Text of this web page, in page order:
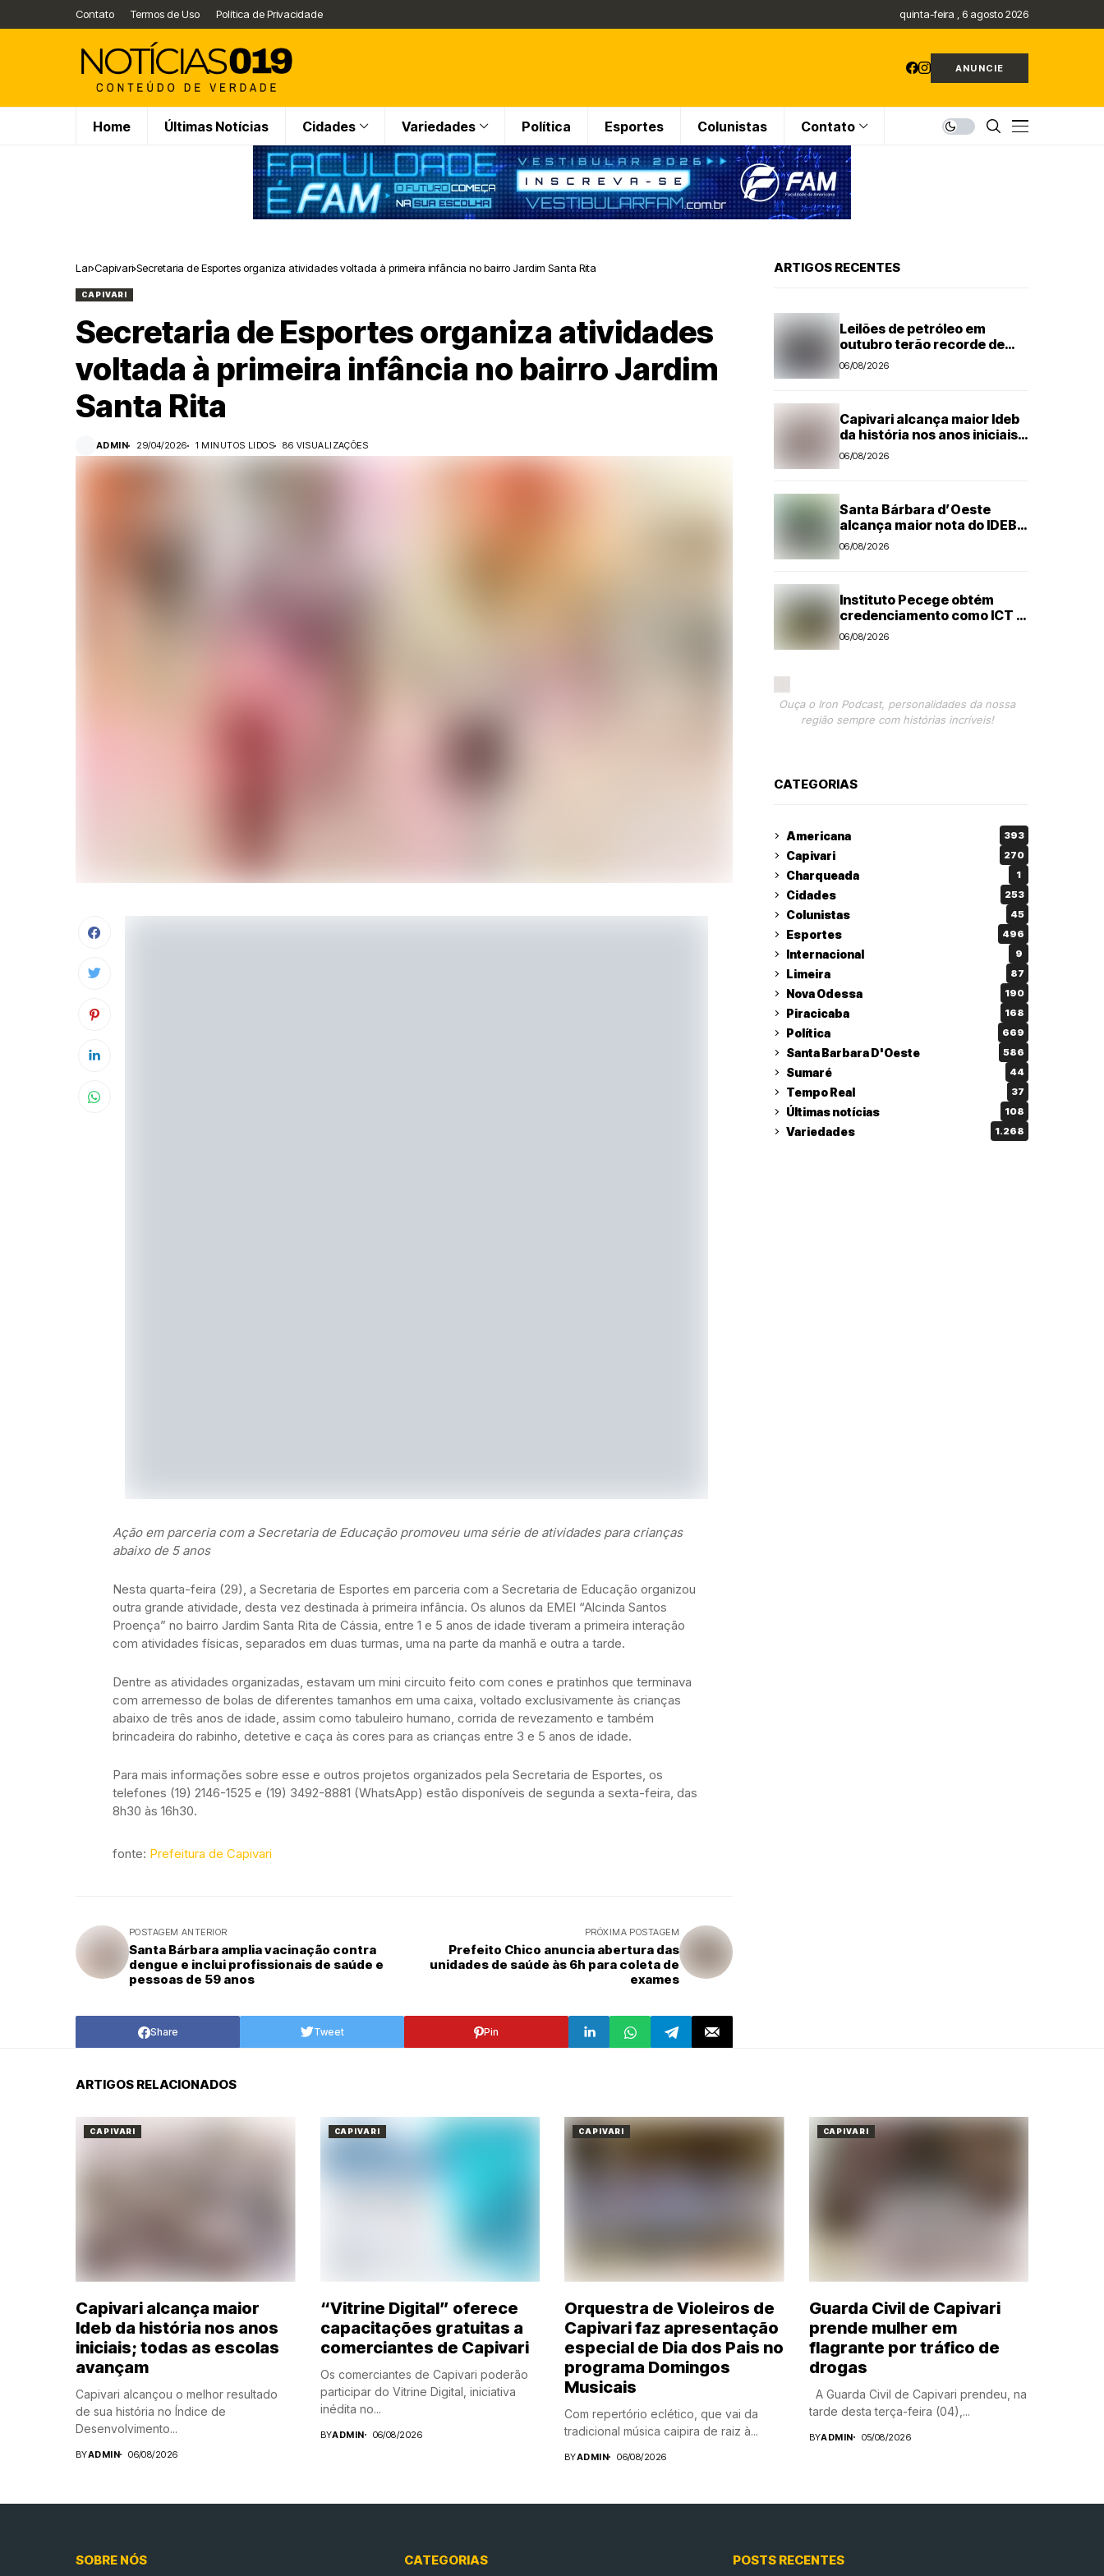
Contato Termos de Uso Política de Privacidade quinta-feira , 6 agosto 2026
ANUNCIE
Home Últimas Notícias Cidades Variedades Política Esportes Colunistas Contato
Lar Capivari Secretaria de Esportes organiza atividades voltada à primeira infância no bairro Jardim Santa Rita
CAPIVARI
Secretaria de Esportes organiza atividades
voltada à primeira infância no bairro Jardim
Santa Rita
ADMIN 29/04/2026 1 MINUTOS LIDOS 86 VISUALIZAÇÕES
Ação em parceria com a Secretaria de Educação promoveu uma série de atividades para crianças
abaixo de 5 anos
Nesta quarta-feira (29), a Secretaria de Esportes em parceria com a Secretaria de Educação organizou
outra grande atividade, desta vez destinada à primeira infância. Os alunos da EMEI “Alcinda Santos
Proença” no bairro Jardim Santa Rita de Cássia, entre 1 e 5 anos de idade tiveram a primeira interação
com atividades físicas, separados em duas turmas, uma na parte da manhã e outra a tarde.
Dentre as atividades organizadas, estavam um mini circuito feito com cones e pratinhos que terminava
com arremesso de bolas de diferentes tamanhos em uma caixa, voltado exclusivamente às crianças
abaixo de três anos de idade, assim como tabuleiro humano, corrida de revezamento e também
brincadeira do rabinho, detetive e caça às cores para as crianças entre 3 e 5 anos de idade.
Para mais informações sobre esse e outros projetos organizados pela Secretaria de Esportes, os
telefones (19) 2146-1525 e (19) 3492-8881 (WhatsApp) estão disponíveis de segunda a sexta-feira, das
8h30 às 16h30.
fonte: Prefeitura de Capivari
POSTAGEM ANTERIOR
Santa Bárbara amplia vacinação contra
dengue e inclui profissionais de saúde e
pessoas de 59 anos
PRÓXIMA POSTAGEM
Prefeito Chico anuncia abertura das
unidades de saúde às 6h para coleta de
exames
Share Tweet Pin
ARTIGOS RECENTES
Leilões de petróleo em
outubro terão recorde de
áreas em disputa
06/08/2026
Capivari alcança maior Ideb
da história nos anos iniciais;
todas as escolas avançam
06/08/2026
Santa Bárbara d’Oeste
alcança maior nota do IDEB
no período pós-pandemia
06/08/2026
Instituto Pecege obtém
credenciamento como ICT e
amplia atuação em pesquisa
e desenvolvimento
06/08/2026
Ouça o Iron Podcast, personalidades da nossa
região sempre com histórias incríveis!
CATEGORIAS
Americana 393
Capivari 270
Charqueada 1
Cidades 253
Colunistas 45
Esportes 496
Internacional 9
Limeira 87
Nova Odessa 190
Piracicaba 168
Política 669
Santa Barbara D'Oeste 586
Sumaré 44
Tempo Real 37
Últimas notícias 108
Variedades 1.268
ARTIGOS RELACIONADOS
CAPIVARI
Capivari alcança maior
Ideb da história nos anos
iniciais; todas as escolas
avançam
Capivari alcançou o melhor resultado
de sua história no Índice de
Desenvolvimento...
BYADMIN 06/08/2026
CAPIVARI
“Vitrine Digital” oferece
capacitações gratuitas a
comerciantes de Capivari
Os comerciantes de Capivari poderão
participar do Vitrine Digital, iniciativa
inédita no...
BYADMIN 06/08/2026
CAPIVARI
Orquestra de Violeiros de
Capivari faz apresentação
especial de Dia dos Pais no
programa Domingos
Musicais
Com repertório eclético, que vai da
tradicional música caipira de raiz à...
BYADMIN 06/08/2026
CAPIVARI
Guarda Civil de Capivari
prende mulher em
flagrante por tráfico de
drogas
A Guarda Civil de Capivari prendeu, na
tarde desta terça-feira (04),...
BYADMIN 05/08/2026
SOBRE NÓS CATEGORIAS POSTS RECENTES